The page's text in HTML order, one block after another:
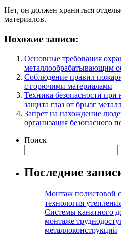
Нет, он должен храниться
материалов.
Похожие записи:
Основные требования
металлообрабатывающим
Соблюдение правил
с горючими материалами
Техника безопасности при
защита глаз от брызг
Запрет на нахождение
организация безопасного
Поиск
Последние
Монтаж полистовой
технология
Системы канатного
монтаже
металлоконструкций